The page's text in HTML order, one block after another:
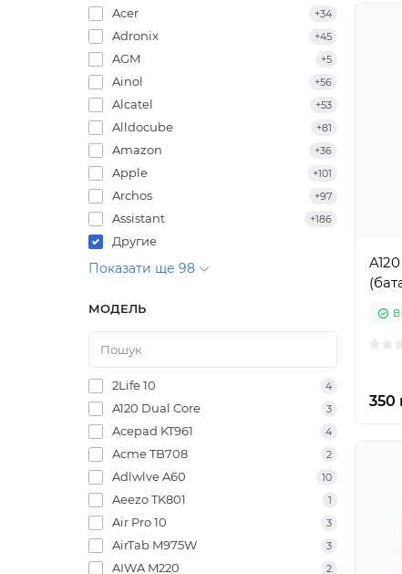
Acer +34
Adronix +45
AGM +5
Ainol +56
Alcatel +53
Alldocube +81
Amazon +36
Apple +101
Archos +97
Assistant +186
Другие
Показати ще 98
МОДЕЛЬ
2Life 10 4
A120 Dual Core 3
Acepad KT961 4
Acme TB708 2
Adlwlve A60 10
Aeezo TK801 1
Air Pro 10 3
AirTab M975W 3
AIWA M220 2
В
350